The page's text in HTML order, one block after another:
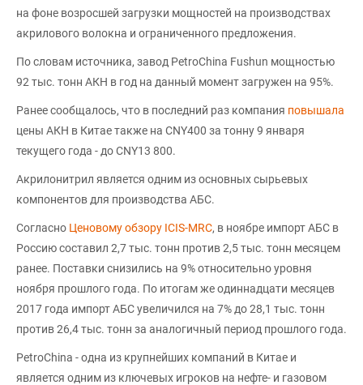
на фоне возросшей загрузки мощностей на производствах
акрилового волокна и ограниченного предложения.
По словам источника, завод PetroChina Fushun мощностью
92 тыс. тонн АКН в год на данный момент загружен на 95%.
Ранее сообщалось, что в последний раз компания повышала
цены АКН в Китае также на CNY400 за тонну 9 января
текущего года - до CNY13 800.
Акрилонитрил является одним из основных сырьевых
компонентов для производства АБС.
Согласно Ценовому обзору ICIS-MRC, в ноябре импорт АБС в
Россию составил 2,7 тыс. тонн против 2,5 тыс. тонн месяцем
ранее. Поставки снизились на 9% относительно уровня
ноября прошлого года. По итогам же одиннадцати месяцев
2017 года импорт АБС увеличился на 7% до 28,1 тыс. тонн
против 26,4 тыс. тонн за аналогичный период прошлого года.
PetroChina - одна из крупнейших компаний в Китае и
является одним из ключевых игроков на нефте- и газовом